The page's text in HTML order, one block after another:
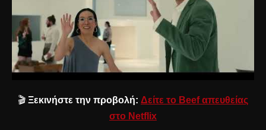
🎬 Ξεκινήστε την προβολή: Δείτε το Beef απευθείας
στο Netflix